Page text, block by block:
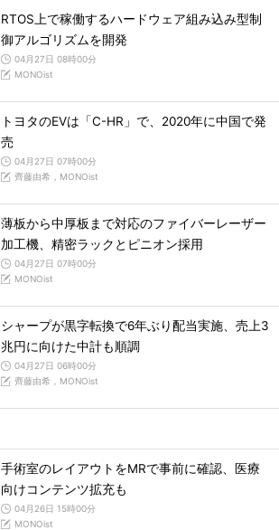
RTOS上で稼働するハードウェア組み込み型制
御アルゴリズムを開発
04月27日 08時00分
MONOist
トヨタのEVは「C-HR」で、2020年に中国で発
売
04月27日 07時00分
齊藤由希，MONOist
薄板から中厚板まで対応のファイバーレーザー
加工機、精密ラックとピニオン採用
04月27日 07時00分
MONOist
シャープが黒字転換で6年ぶり配当実施、売上3
兆円に向けた中計も順調
04月27日 06時00分
齊藤由希，MONOist
手術室のレイアウトをMRで事前に確認、医療
向けコンテンツ拡充も
04月26日 15時00分
MONOist